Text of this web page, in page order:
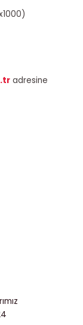
adresine